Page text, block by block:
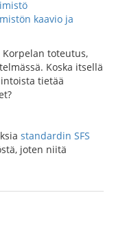
kaavio ja
Korpelan toteutus,
Koska itsellä
tietää
standardin SFS
joten niitä